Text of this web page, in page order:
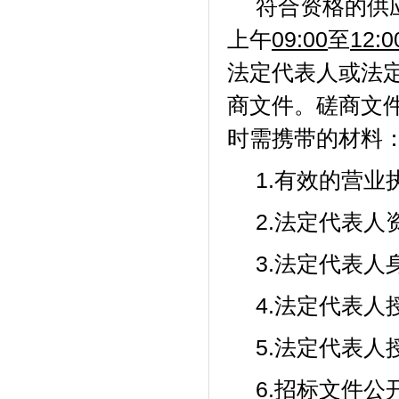
符合资格的供
上午09:00至
法定代表人或法
商文件。磋商文
时需携带的材料
1.有效的营业
2.法定代表人
3.法定代表人
4.法定代表人
5.法定代表人
6.招标文件公